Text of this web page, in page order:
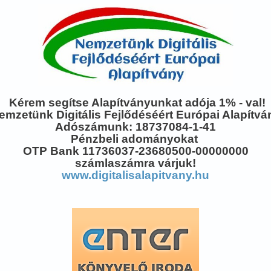
Kérem segítse Alapítványunkat adója 1% - val!
Digitális Fejlődéséért Európai
Adószámunk: 18737084-1-41
Pénzbeli adományokat
OTP Bank 11736037-23680500-00000000
számlaszámra várjuk!
www.digitalisalapitvany.hu